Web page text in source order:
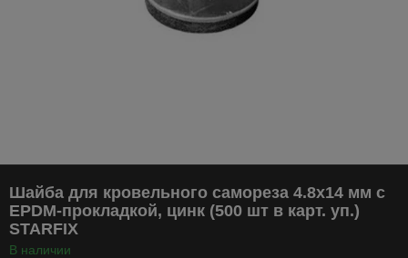
Шайба для кровельного самореза 4.8х14 мм c
EPDM-прокладкой, цинк (500 шт в карт. уп.)
STARFIX
В наличии